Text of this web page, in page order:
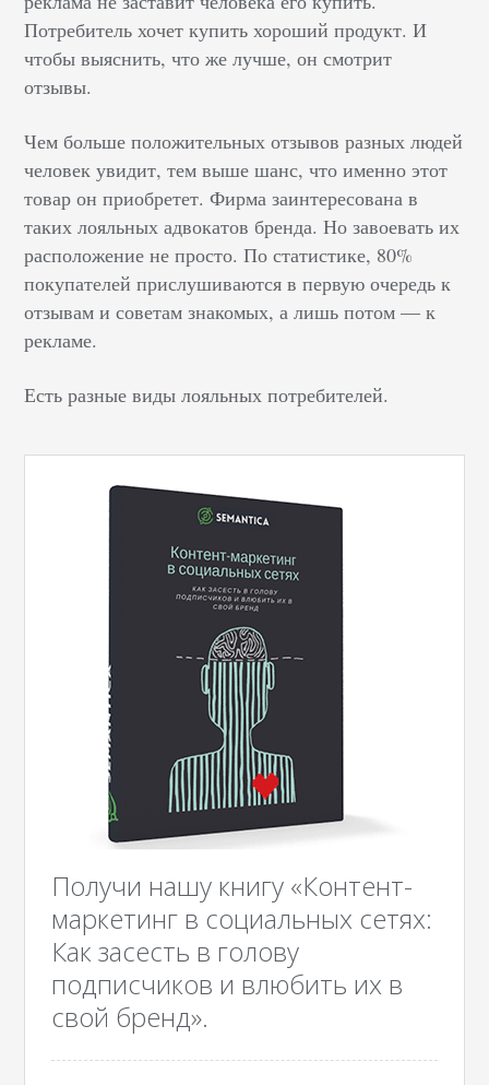
Потребитель хочет купить хороший продукт. И
чтобы выяснить, что же лучше, он смотрит
отзывы.
Чем больше положительных отзывов разных людей
человек увидит, тем выше шанс, что именно этот
товар он приобретет. Фирма заинтересована в
таких лояльных адвокатов бренда. Но завоевать их
расположение не просто. По статистике, 80%
покупателей прислушиваются в первую очередь к
отзывам и советам знакомых, а лишь потом — к
рекламе.
Есть разные виды лояльных потребителей.
Получи нашу книгу «Контент-
маркетинг в социальных сетях:
Как засесть в голову
подписчиков и влюбить их в
свой бренд».